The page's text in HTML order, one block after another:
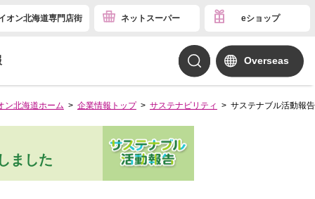
オン北海道専門店街 ネットスーパー eショップ
Overseas
ン北海道ホーム 企業情報トップ サステナビリティ サステナブル活動報告
ました